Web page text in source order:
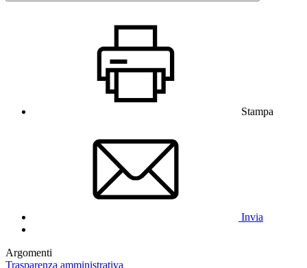
Stampa
Invia
Argomenti
Trasparenza amministrativa